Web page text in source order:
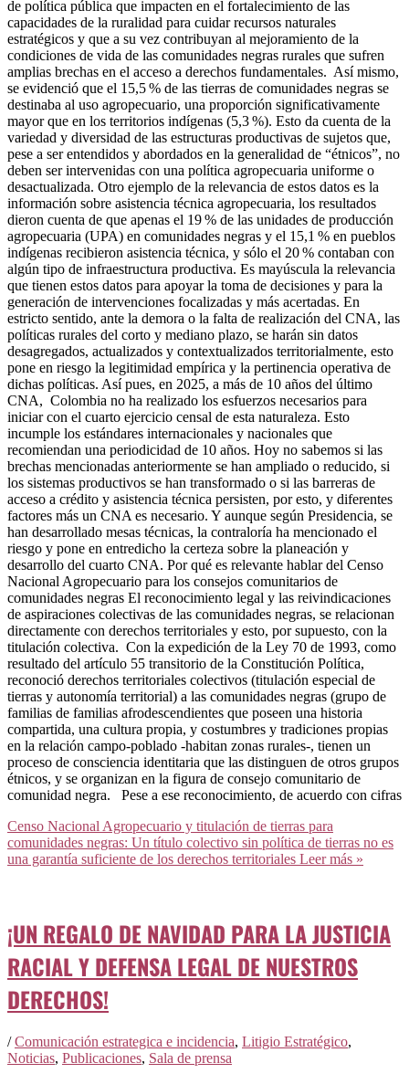
de política pública que impacten en el fortalecimiento de las
capacidades de la ruralidad para cuidar recursos naturales
estratégicos y que a su vez contribuyan al mejoramiento de la
condiciones de vida de las comunidades negras rurales que sufren
amplias brechas en el acceso a derechos fundamentales. Así mismo,
se evidenció que el 15,5 % de las tierras de comunidades negras se
destinaba al uso agropecuario, una proporción significativamente
mayor que en los territorios indígenas (5,3 %). Esto da cuenta de la
variedad y diversidad de las estructuras productivas de sujetos que,
pese a ser entendidos y abordados en la generalidad de “étnicos”, no
deben ser intervenidas con una política agropecuaria uniforme o
desactualizada. Otro ejemplo de la relevancia de estos datos es la
información sobre asistencia técnica agropecuaria, los resultados
dieron cuenta de que apenas el 19 % de las unidades de producción
agropecuaria (UPA) en comunidades negras y el 15,1 % en pueblos
indígenas recibieron asistencia técnica, y sólo el 20 % contaban con
algún tipo de infraestructura productiva. Es mayúscula la relevancia
que tienen estos datos para apoyar la toma de decisiones y para la
generación de intervenciones focalizadas y más acertadas. En
estricto sentido, ante la demora o la falta de realización del CNA, las
políticas rurales del corto y mediano plazo, se harán sin datos
desagregados, actualizados y contextualizados territorialmente, esto
pone en riesgo la legitimidad empírica y la pertinencia operativa de
dichas políticas. Así pues, en 2025, a más de 10 años del último
CNA, Colombia no ha realizado los esfuerzos necesarios para
iniciar con el cuarto ejercicio censal de esta naturaleza. Esto
incumple los estándares internacionales y nacionales que
recomiendan una periodicidad de 10 años. Hoy no sabemos si las
brechas mencionadas anteriormente se han ampliado o reducido, si
los sistemas productivos se han transformado o si las barreras de
acceso a crédito y asistencia técnica persisten, por esto, y diferentes
factores más un CNA es necesario. Y aunque según Presidencia, se
han desarrollado mesas técnicas, la contraloría ha mencionado el
riesgo y pone en entredicho la certeza sobre la planeación y
desarrollo del cuarto CNA. Por qué es relevante hablar del Censo
Nacional Agropecuario para los consejos comunitarios de
comunidades negras El reconocimiento legal y las reivindicaciones
de aspiraciones colectivas de las comunidades negras, se relacionan
directamente con derechos territoriales y esto, por supuesto, con la
titulación colectiva. Con la expedición de la Ley 70 de 1993, como
resultado del artículo 55 transitorio de la Constitución Política,
reconoció derechos territoriales colectivos (titulación especial de
tierras y autonomía territorial) a las comunidades negras (grupo de
familias de familias afrodescendientes que poseen una historia
compartida, una cultura propia, y costumbres y tradiciones propias
en la relación campo-poblado -habitan zonas rurales-, tienen un
proceso de consciencia identitaria que las distinguen de otros grupos
étnicos, y se organizan en la figura de consejo comunitario de
comunidad negra. Pese a ese reconocimiento, de acuerdo con cifras
Censo Nacional Agropecuario y titulación de tierras para
comunidades negras: Un título colectivo sin política de tierras no es
una garantía suficiente de los derechos territoriales Leer más »
¡UN REGALO DE NAVIDAD PARA LA JUSTICIA
RACIAL Y DEFENSA LEGAL DE NUESTROS
DERECHOS!
/Comunicación estrategica e incidencia, Litigio Estratégico,
Noticias, Publicaciones, Sala de prensa